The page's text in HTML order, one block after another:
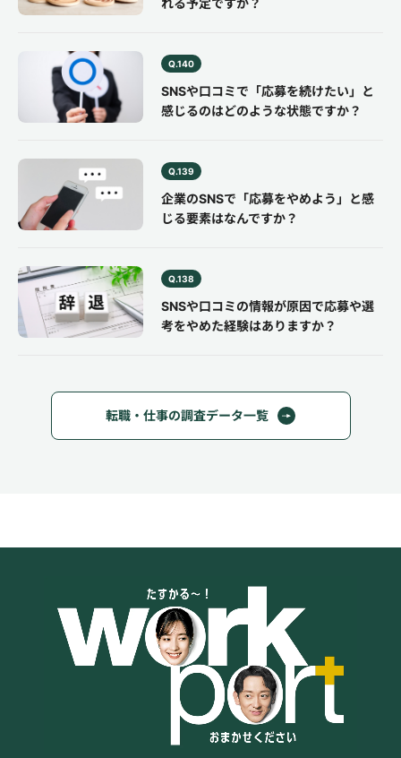
れる予定ですか？
Q.140
SNSや口コミで「応募を続けたい」と
感じるのはどのような状態ですか？
Q.139
企業のSNSで「応募をやめよう」と感
じる要素はなんですか？
Q.138
SNSや口コミの情報が原因で応募や選
考をやめた経験はありますか？
転職・仕事の調査データ一覧